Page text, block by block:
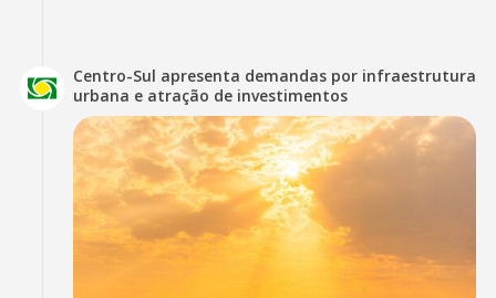
Centro-Sul apresenta demandas por infraestrutura
urbana e atração de investimentos